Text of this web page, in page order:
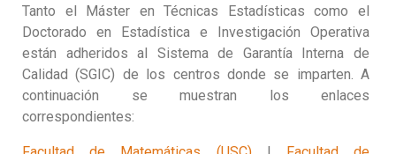
Tanto el Máster en Técnicas Estadísticas como el
Doctorado en Estadística e Investigación Operativa
están adheridos al Sistema de Garantía Interna de
Calidad (SGIC) de los centros donde se imparten. A
continuación se muestran los enlaces
correspondientes: